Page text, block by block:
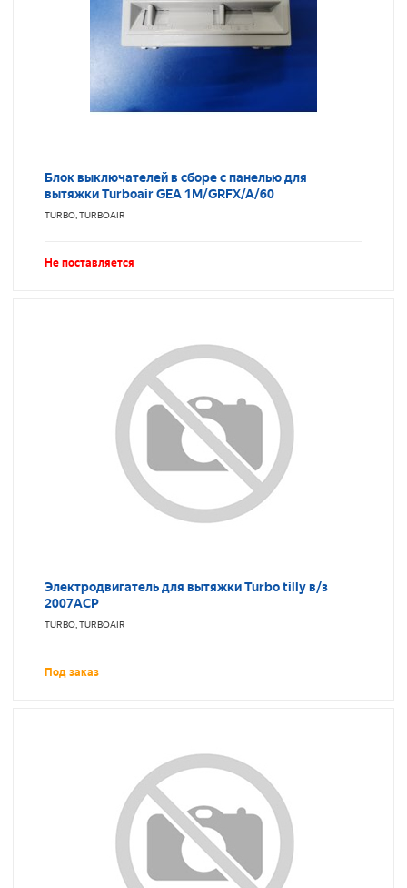
Блок выключателей в сборе с панелью для
вытяжки Turboair GEA 1M/GRFX/A/60
TURBO, TURBOAIR
Не поставляется
Электродвигатель для вытяжки Turbo tilly в/з
2007ACP
TURBO, TURBOAIR
Под заказ